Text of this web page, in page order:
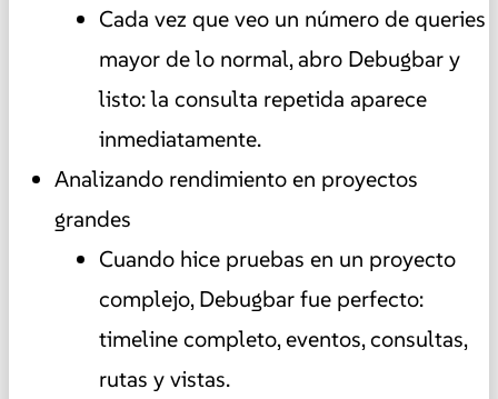
Cada vez que veo un número de queries
mayor de lo normal, abro Debugbar y
listo: la consulta repetida aparece
inmediatamente.
Analizando rendimiento en proyectos
grandes
Cuando hice pruebas en un proyecto
complejo, Debugbar fue perfecto:
timeline completo, eventos, consultas,
rutas y vistas.